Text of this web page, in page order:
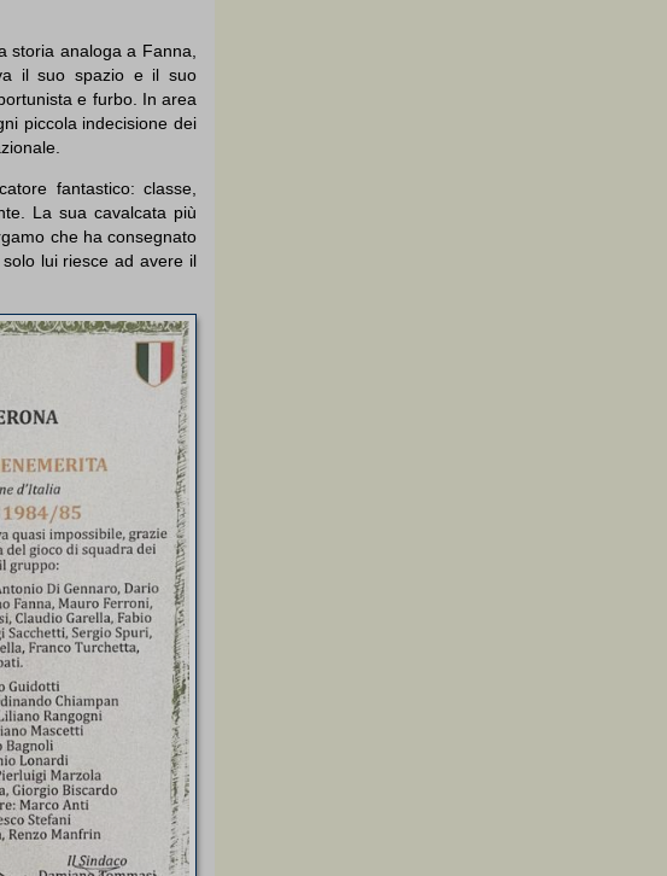
storia analoga a Fanna,
il suo spazio e il suo
e furbo. In area
piccola indecisione dei
fantastico: classe,
La sua cavalcata più
che ha consegnato
lui riesce ad avere il